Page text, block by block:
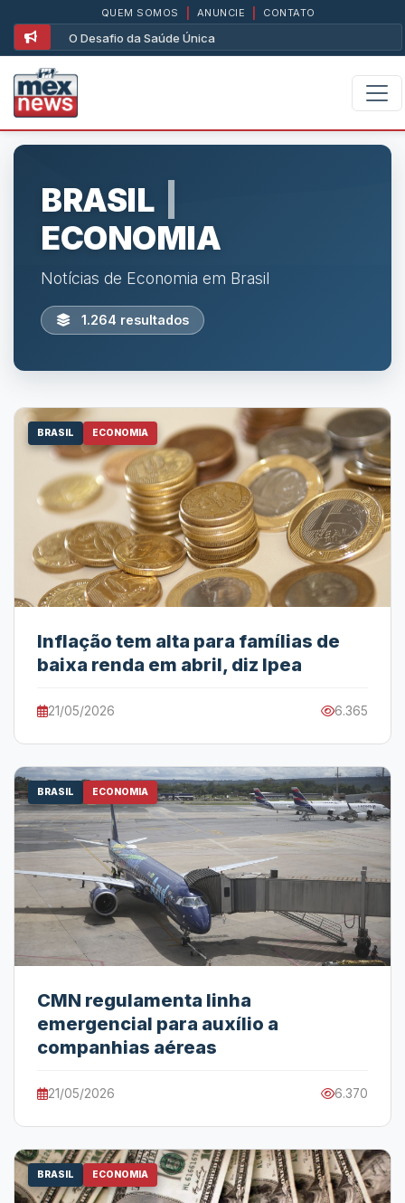
O Desafio da Saúde Única
QUEM SOMOS ANUNCIE CONTATO
BRASIL
ECONOMIA
Notícias de Economia em Brasil
1.264 resultados
BRASIL ECONOMIA
Inflação tem alta para famílias de
baixa renda em abril, diz Ipea
21/05/2026 6.365
BRASIL ECONOMIA
CMN regulamenta linha
emergencial para auxílio a
companhias aéreas
21/05/2026 6.370
BRASIL ECONOMIA